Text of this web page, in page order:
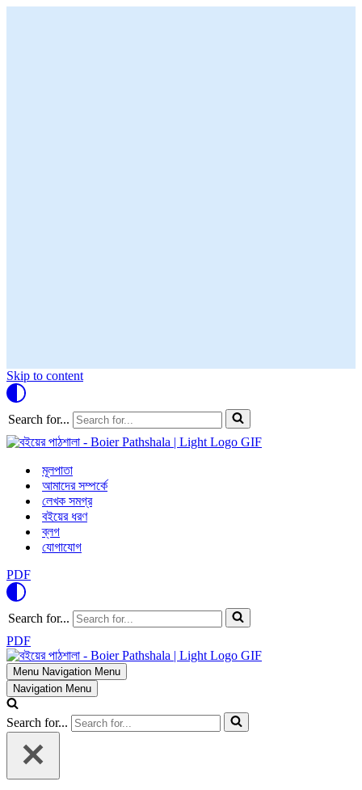
Skip to content
Search for...
মূলপাতা
আমাদের সম্পর্কে
লেখক সমগ্র
বইয়ের ধরণ
ব্লগ
যোগাযোগ
PDF
Search for...
PDF
Menu Navigation Menu
Navigation Menu
Search for...